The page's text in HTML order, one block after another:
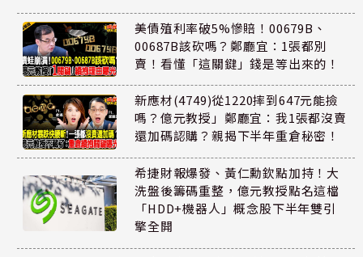
美債殖利率破5%慘賠！00679B、
00687B該砍嗎？鄭廳宜：1張都別
賣！看懂「這關鍵」錢是等出來的！
新應材(4749)從1220摔到647元能撿
嗎？億元教授」鄭廳宜：我1張都沒賣
還加碼認購？親揭下半年重倉秘密！
希捷財報爆發、黃仁勳欽點加持！大
洗盤後籌碼重整，億元教授點名這檔
「HDD+機器人」概念股下半年雙引
擎全開